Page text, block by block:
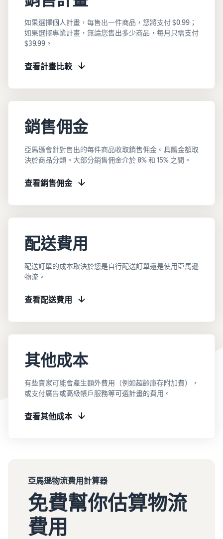
如果選擇個人計畫，每售出一件商品，您將支付 $0.99；
如果選擇專業計畫，無論您售出多少商品，每月只需支付
$39.99。
查看計畫比較
銷售佣金
亞馬遜會針對售出的每件商品收取銷售佣金。具體金額取
決於商品分類。大部分銷售佣金介於 8% 和 15% 之間。
查看銷售佣金
配送費用
配送訂單的成本取決於您是自行配送訂單還是使用亞馬遜
物流。
查看配送費用
其他成本
有些賣家可能會產生額外費用（例如超齡庫存附加費），
或支付廣告或高級帳戶服務等可選計畫的費用。
查看其他成本
亞馬遜物流費用計算器
免費幫你估算物流
費用